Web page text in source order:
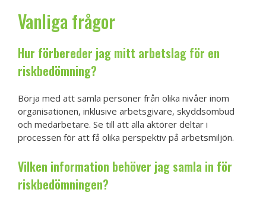
Vanliga frågor
Hur förbereder jag mitt arbetslag för en
riskbedömning?
Börja med att samla personer från olika nivåer inom
organisationen, inklusive arbetsgivare, skyddsombud
och medarbetare. Se till att alla aktörer deltar i
processen för att få olika perspektiv på arbetsmiljön.
Vilken information behöver jag samla in för
riskbedömningen?